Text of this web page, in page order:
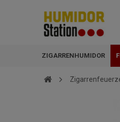
ZIGARRENHUMIDOR